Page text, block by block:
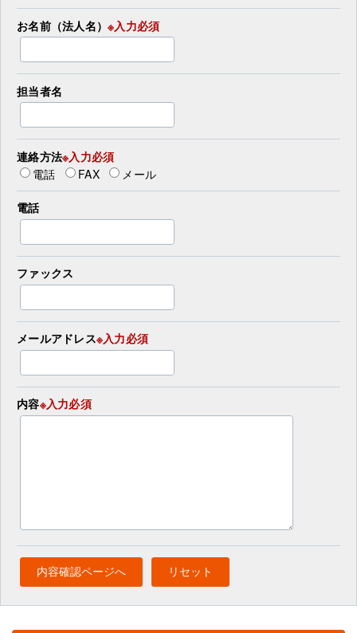
お名前（法人名） ※入力必須
担当者名
連絡方法※入力必須
電話
FAX メール
電話
ファックス
メールアドレス※入力必須
内容※入力必須